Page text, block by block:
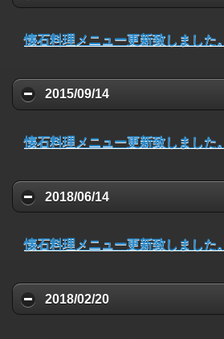
懐石料理メニュー更新致しました。
2015/09/14
懐石料理メニュー更新致しました。
2018/06/14
懐石料理メニュー更新致しました。
2018/02/20